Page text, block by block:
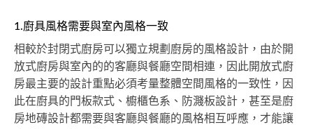
1.廚具風格需要與室內風格一致
相較於封閉式廚房可以獨立規劃廚房的風格設計，由於開
放式廚房與室內的的客廳與餐廳空間相連，因此開放式廚
房最主要的設計重點必須考量整體空間風格的一致性，因
此在廚具的門板款式、櫥櫃色系、防濺板設計，甚至是廚
房地磚設計都需要與客廳與餐廳的風格相互呼應，才能讓